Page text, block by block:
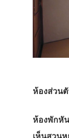
ห้องส่วน
ห้องพักหั
เห็นสวน